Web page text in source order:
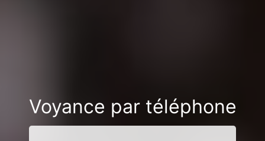
Voyance par téléphone